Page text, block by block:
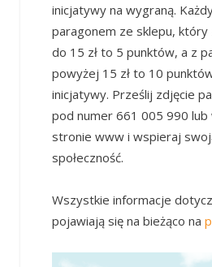
inicjatywy na wygraną.
paragonem ze sklepu, który
do 15 zł to 5 punktów, a z
powyżej 15 zł to 10
inicjatywy. Prześlij zdjęcie
pod numer 661 005 990 lub
stronie www i wspieraj
społeczność.
Wszystkie informacje
pojawiają się na bieżąco na